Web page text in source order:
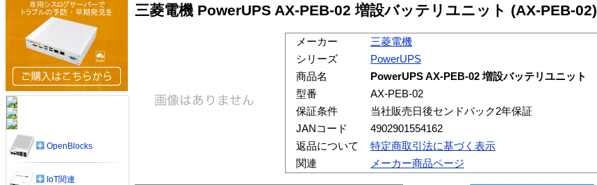
三菱電機 PowerUPS AX-PEB-02 増設バッテリユニット (AX-PEB-02)
メーカー
三菱電機
シリーズ
PowerUPS
商品名
PowerUPS AX-PEB-02 増設バッテリユニット
型番
AX-PEB-02
保証条件
当社販売日後センドバック2年保証
JANコード
4902901554162
返品について
特定商取引法に基づく表示
関連
メーカー商品ページ
OpenBlocks
IoT関連